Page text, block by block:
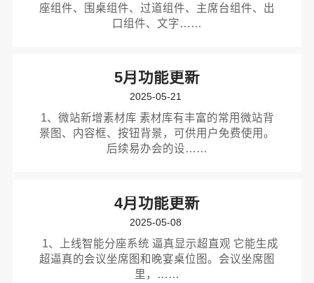
座组件、围桌组件、过道组件、主席台组件、出
口组件、文字……
5月功能更新
2025-05-21
1、微站新增素材库 素材库有丰富的常用微站背
景图、内容框、按钮背景，可供用户免费使用。
后续易办会的设……
4月功能更新
2025-05-08
1、上线智能分座系统 逼真显示超直观​ 它能生成
超逼真的会议坐席图和晚宴桌位图。会议坐席图
里，……